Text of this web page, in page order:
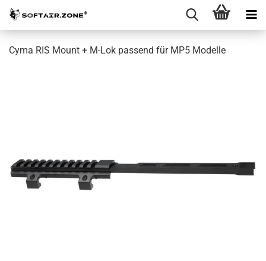
Cyma RIS Mount + M-Lok passend für MP5 Modelle